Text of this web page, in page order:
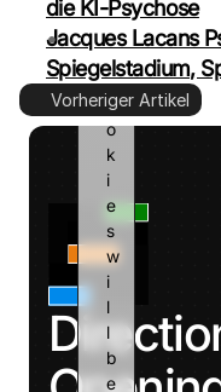
die KI-Psychose
Jacques Lacans
Spiegelstadium,
Vorheriger Artikel
d
c
o
o
k
i
e
s
w
i
l
l
b
e